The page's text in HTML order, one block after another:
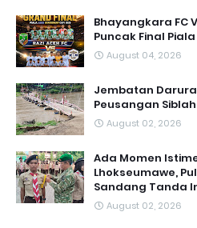
Bhayangkara FC
Puncak Final Piala
August 04, 2026
Jembatan
Peusangan
August 02, 2026
Ada Momen
Lhokseumawe,
Sandang Tanda
August 02, 2026